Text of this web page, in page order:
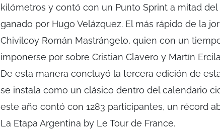
kilómetros y contó con un Punto Sprint a mitad
ganado por Hugo Velázquez. El más rápido de la
Chivilcoy Román Mastrángelo, quien con un
imponerse por sobre Cristian Clavero y Martín
De esta manera concluyó la tercera edición de
se instala como un clásico dentro del calendario
este año contó con 1283 participantes, un récord
La Etapa Argentina by Le Tour de France.